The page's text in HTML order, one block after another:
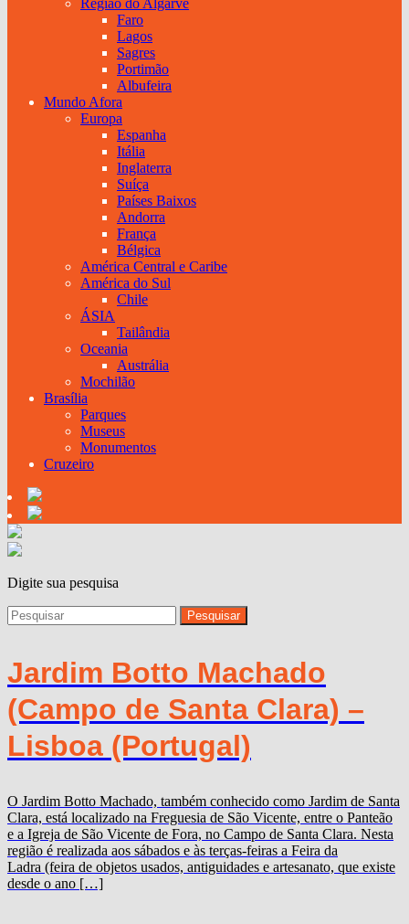
Faro
Lagos
Sagres
Portimão
Albufeira
Mundo Afora
Europa
Espanha
Itália
Inglaterra
Suíça
Países Baixos
Andorra
França
Bélgica
América Central e Caribe
América do Sul
Chile
ÁSIA
Tailândia
Oceania
Austrália
Mochilão
Brasília
Parques
Museus
Monumentos
Cruzeiro
Digite sua pesquisa
Jardim Botto Machado
(Campo de Santa Clara) –
Lisboa (Portugal)
O Jardim Botto Machado, também conhecido como Jardim de Santa
Clara, está localizado na Freguesia de São Vicente, entre o Panteão
e a Igreja de São Vicente de Fora, no Campo de Santa Clara. Nesta
região é realizada aos sábados e às terças-feiras a Feira da
Ladra (feira de objetos usados, antiguidades e artesanato, que existe
desde o ano […]